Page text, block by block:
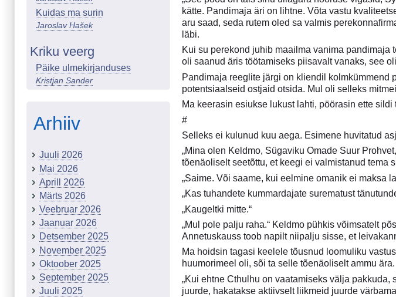
Kuidas ma surin
Jaroslav Hašek
Kriku veerg
Päike ulmekirjanduses
Kristjan Sander
Arhiiv
Juuli 2026
Mai 2026
Aprill 2026
Märts 2026
Veebruar 2026
Jaanuar 2026
Detsember 2025
November 2025
Oktoober 2025
September 2025
Juuli 2025
kätte. Pandimaja äri on lihtne. Võta vastu
aru saad, seda rutem oled sa valmis
läbi.
Kui su perekond juhib maailma vanima pandimaja
oli saanud äris töötamiseks piisavalt vanaks, see
Pandimaja reeglite järgi on kliendil kolmkümmend
potentsiaalseid ostjaid otsida. Mul oli selleks
Ma keerasin esiukse lukust lahti, pöörasin ette
#
Selleks ei kulunud kuu aega. Esimene huvitatud
„Mina olen Keldmo, Sügaviku Omade Suur
tõenäoliselt seetõttu, et keegi ei valmistanud tema
„Saime. Või saame, kui eelmine omanik ei maksa
„Kas tuhandete kummardajate surematust
„Kaugeltki mitte.“
„Mul pole palju raha.“ Keldmo pühkis võimsatelt
Annetuskauss toob napilt niipalju sisse, et
Ma hoidsin tagasi keelele tõusnud loomuliku
huumorimeel oli, sõi ta selle tõenäoliselt ammu ära.
„Kui ehtne Cthulhu on vaatamiseks välja
juurde, hakatakse aktiivselt liikmeid juurde